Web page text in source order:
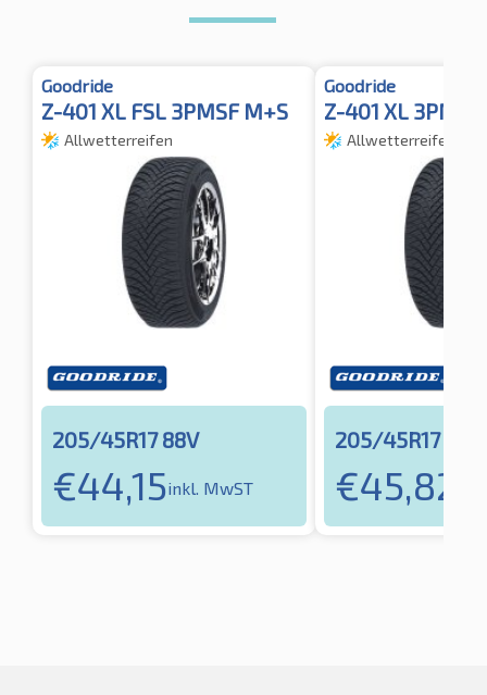
Goodride
Z-401 XL FSL 3PMSF M+S
Allwetterreifen
205/45R17 88V
€44,15inkl. MwST
Goodride
Z-401 XL 3PMSF
Allwetterreifen
205/45R17 88V
€45,82